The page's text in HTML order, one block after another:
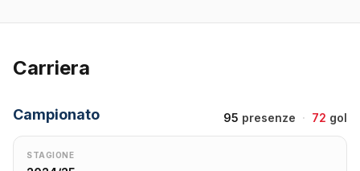
Carriera
Campionato 95 presenze · 72 gol
STAGIONE